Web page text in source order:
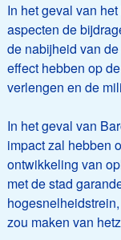
In het geval van
aspecten de
de nabijheid van
effect hebben op
verlengen en de
In het geval van
impact zal hebben
ontwikkeling van
met de stad
zou maken van